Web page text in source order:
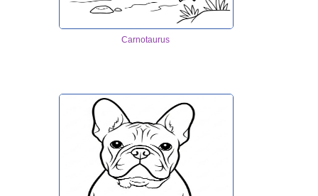
Carnotaurus